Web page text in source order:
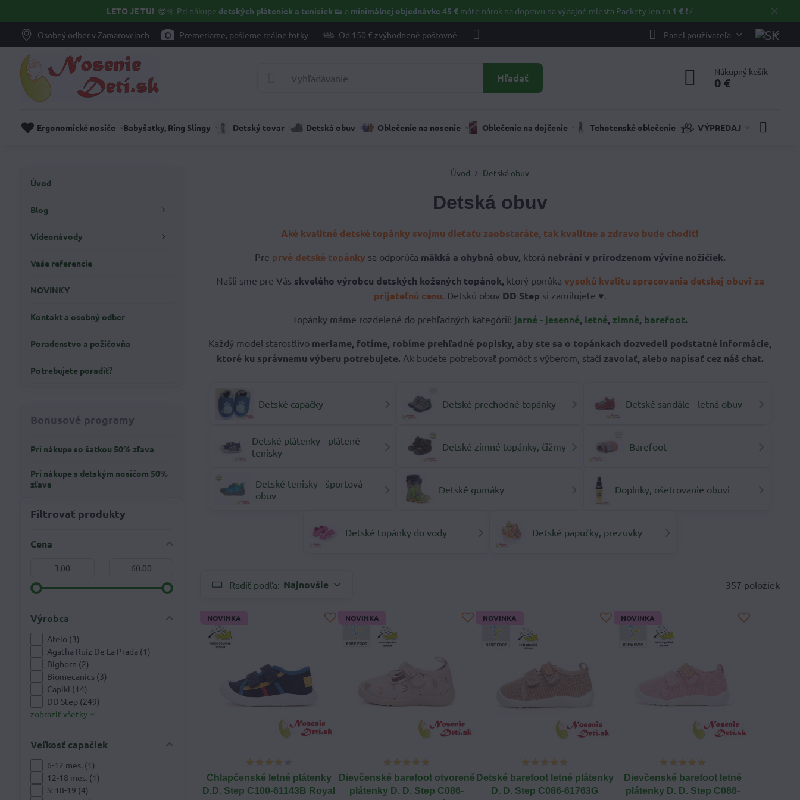
✕
LETO JE TU! 😎🌞 Pri nákupe detských pláteniek a tenisiek 👟 a minimálnej objednávke 45 €máte nárok na dopravu na výdajné miesta Packety len za 1 €❗⚡️
Osobný odber v Zamarovciach Premeriame, pošleme reálne fotky Od 150 € zvýhodnené poštovné Panel používateľa
Hľadať Nákupný košík
0 €
Ergonomické nosiče Babyšatky, Ring Slingy Detský tovar Detská obuv Oblečenie na nosenie Oblečenie na dojčenie Tehotenské oblečenie VÝPREDAJ
Úvod Detská obuv
Detská obuv
Aké kvalitné detské topánky svojmu dieťaťu zaobstaráte, tak kvalitne a zdravo bude chodiť!
Pre prvé detské topánky sa odporúča mäkká a ohybná obuv, ktorá nebráni v prirodzenom vývine nožičiek.
Našli sme pre Vás skvelého výrobcu detských kožených topánok, ktorý ponúka vysokú kvalitu spracovania detskej obuvi za
prijateľnú cenu. Detskú obuv DD Step si zamilujete ♥.
Topánky máme rozdelené do prehľadných kategórií: jarné - jesenné, letné, zimné, barefoot.
Každý model starostlivo meriame, fotíme, robíme prehľadné popisky, aby ste sa o topánkach dozvedeli podstatné informácie,
ktoré ku správnemu výberu potrebujete. Ak budete potrebovať pomôcť s výberom, stačí zavolať, alebo napísať cez náš chat.
Detské capačky Detské prechodné topánky Detské sandále - letná obuv
Detské plátenky - plátené
tenisky
Detské zimné topánky, čižmy Barefoot
Detské tenisky - športová
obuv
Detské gumáky Doplnky, ošetrovanie obuvi
Detské topánky do vody Detské papučky, prezuvky
Radiť podľa: Najnovšie 357 položiek
NOVINKA
Chlapčenské letné plátenky
D.D. Step C100-61143B Royal
NOVINKA
Dievčenské barefoot otvorené
plátenky D. D. Step C086-
NOVINKA
Detské barefoot letné plátenky
D. D. Step C086-61763G
NOVINKA
Dievčenské barefoot letné
plátenky D. D. Step C086-
Filtrovať produkty
Cena
Výrobca
Afelo (3)
Agatha Ruiz De La Prada (1)
Bighorn (2)
Biomecanics (3)
Capiki (14)
DD Step (249)
zobraziť všetky
Veľkosť capačiek
6-12 mes. (1)
12-18 mes. (1)
S: 18-19 (4)
Úvod
Blog
Videonávody
Vaše referencie
NOVINKY
Kontakt a osobný odber
Poradenstvo a požičovňa
Potrebujete poradiť?
Bonusové programy
Pri nákupe so šatkou 50% zľava
Pri nákupe s detským nosičom 50%
zľava